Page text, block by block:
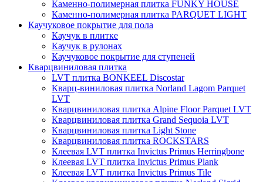
Каменно-полимерная плитка FUNKY HOUSE
Каменно-полимерная плитка PARQUET LIGHT
Каучуковое покрытие для пола
Каучук в плитке
Каучук в рулонах
Каучуковое покрытие для ступеней
Кварцвиниловая плитка
LVT плитка BONKEEL Discostar
Кварц-виниловая плитка Norland Lagom Parquet
LVT
Кварцвиниловая плитка Alpine Floor Parquet LVT
Кварцвиниловая плитка Grand Sequoia LVT
Кварцвиниловая плитка Light Stone
Кварцвиниловая плитка ROCKSTARS
Клеевая LVT плитка Invictus Primus Herringbone
Клеевая LVT плитка Invictus Primus Plank
Клеевая LVT плитка Invictus Primus Tile